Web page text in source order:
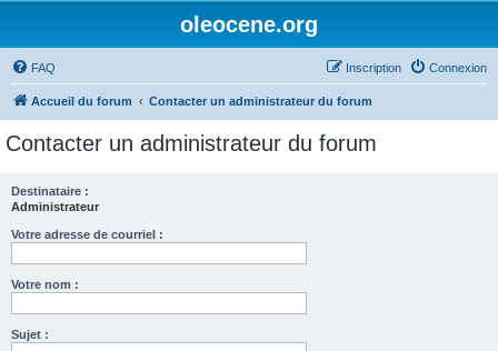
oleocene.org
FAQ Connexion
Inscription
Accueil du forum Contacter un administrateur du forum
Contacter un administrateur du forum
Destinataire :
Administrateur
Votre adresse de courriel :
Votre nom :
Sujet :